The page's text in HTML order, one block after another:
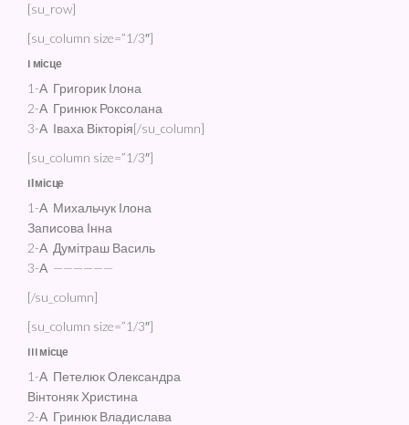
[su_row]
[su_column size=”1/3″]
I місце
1-А Григорик Ілона
2-А Гринюк Роксолана
3-А Іваха Вікторія[/su_column]
[su_column size=”1/3″]
IІ місце
1-А Михальчук Ілона
Записова Інна
2-А Думітраш Василь
3-А ——————
[/su_column]
[su_column size=”1/3″]
III місце
1-А Петелюк Олександра
Вінтоняк Христина
2-А Гринюк Владислава